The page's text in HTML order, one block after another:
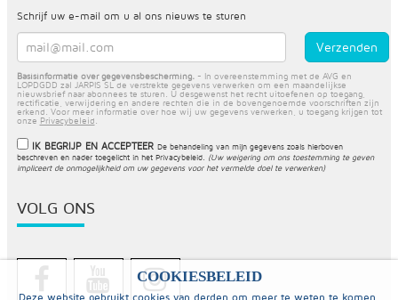
COOKIESBELEID
Deze website gebruikt cookies van derden om meer te weten te komen
Schrijf uw e-mail om u al ons nieuws te sturen
Basisinformatie over gegevensbescherming. - In overeenstemming met de AVG en
LOPDGDD zal JARPIS SL de verstrekte gegevens verwerken om een maandelijkse
nieuwsbrief naar abonnees te sturen. U desgewenst het recht uitoefenen op toegang,
rectificatie, verwijdering en andere rechten die in de bovengenoemde voorschriften zijn
erkend. Voor meer informatie over hoe wij uw gegevens verwerken, u toegang krijgen tot
onze Privacybeleid
IK BEGRIJP EN ACCEPTEER De behandeling van mijn gegevens zoals hierboven
beschreven en nader toegelicht in het Privacybeleid.
(Uw weigering om ons toestemming te geven
impliceert de onmogelijkheid om uw gegevens voor het vermelde doel te verwerken)
VOLG ONS